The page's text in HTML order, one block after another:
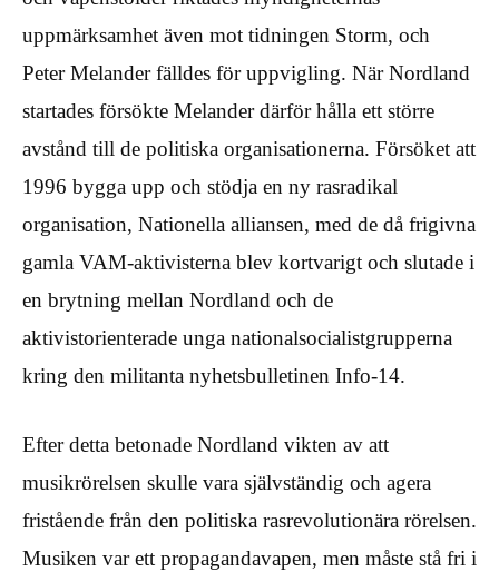
uppmärksamhet även mot tidningen Storm, och
Peter Melander fälldes för uppvigling. När Nordland
startades försökte Melander därför hålla ett större
avstånd till de politiska organisationerna. Försöket att
1996 bygga upp och stödja en ny rasradikal
organisation, Nationella alliansen, med de då frigivna
gamla VAM-aktivisterna blev kortvarigt och slutade i
en brytning mellan Nordland och de
aktivistorienterade unga nationalsocialistgrupperna
kring den militanta nyhetsbulletinen Info-14.
Efter detta betonade Nordland vikten av att
musikrörelsen skulle vara självständig och agera
fristående från den politiska rasrevolutionära rörelsen.
Musiken var ett propagandavapen, men måste stå fri i